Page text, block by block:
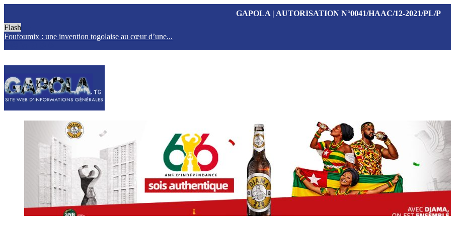
GAPOLA | AUTORISATION N°0041/HAAC/12-2021/PL/P
Flash
Foufoumix : une invention togolaise au cœur d’une...